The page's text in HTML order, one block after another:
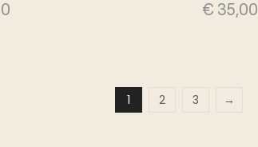
€ 35,00
1 2 3 →